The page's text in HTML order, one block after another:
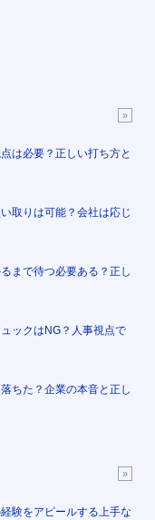
は必要？正しい打ち方と
取りは可能？会社は応じ
まで待つ必要ある？正し
ックはNG？人事視点で
ちた？企業の本音と正し
験をアピールする上手な